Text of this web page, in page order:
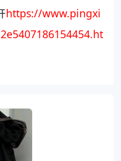
https://www.pingxi